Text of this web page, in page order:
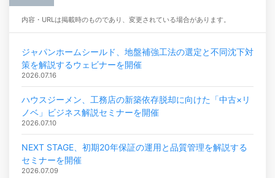
内容・URLは掲載時のものであり、変更されている場合があります。
ジャパンホームシールド、地盤補強工法の選定と不同沈下対
策を解説するウェビナーを開催
2026.07.16
ハウスジーメン、工務店の新築依存脱却に向けた「中古×リ
ノベ」ビジネス解説セミナーを開催
2026.07.10
NEXT STAGE、初期20年保証の運用と品質管理を解説する
セミナーを開催
2026.07.09